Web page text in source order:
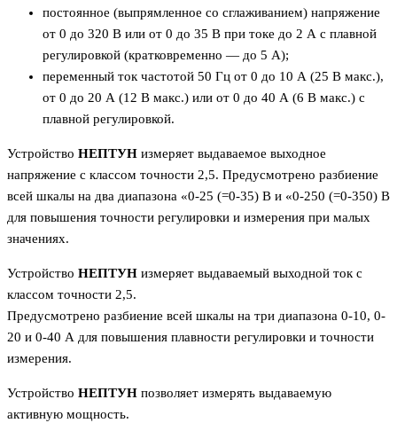
постоянное (выпрямленное со сглаживанием) напряжение
от 0 до 320 В или от 0 до 35 В при токе до 2 А с плавной
регулировкой (кратковременно — до 5 А);
переменный ток частотой 50 Гц от 0 до 10 А (25 В макс.),
от 0 до 20 А (12 В макс.) или от 0 до 40 А (6 В макс.) с
плавной регулировкой.
Устройство НЕПТУН измеряет выдаваемое выходное
напряжение с классом точности 2,5. Предусмотрено разбиение
всей шкалы на два диапазона «0-25 (=0-35) В и «0-250 (=0-350) В
для повышения точности регулировки и измерения при малых
значениях.
Устройство НЕПТУН измеряет выдаваемый выходной ток с
классом точности 2,5.
Предусмотрено разбиение всей шкалы на три диапазона 0-10, 0-
20 и 0-40 А для повышения плавности регулировки и точности
измерения.
Устройство НЕПТУН позволяет измерять выдаваемую
активную мощность.